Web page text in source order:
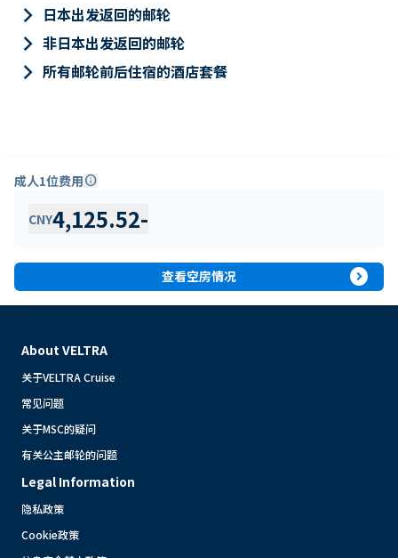
keyboard_arrow_right 日本出发返回的邮轮
keyboard_arrow_right 非日本出发返回的邮轮
keyboard_arrow_right 所有邮轮前后住宿的酒店套餐
成人1位费用info
CNY4,125.52-
查看空房情况 expand_circle_right
About VELTRA
关于VELTRA Cruise
常见问题
关于MSC的疑问
有关公主邮轮的问题
Legal Information
隐私政策
Cookie政策